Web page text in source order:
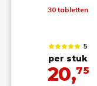
30 tabletten
5
per stuk
20,75